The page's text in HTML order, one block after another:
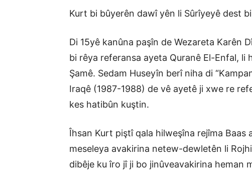
Kurt bi bûyerên dawî yên li Sûrîyeyê dest
Di 15yê kanûna paşîn de Wezareta Karên
bi rêya referansa ayeta Quranê El-Enfal,
Şamê. Sedam Huseyîn berî niha di
Iraqê (1987-1988) de vê ayetê ji xwe re
kes hatibûn kuştin.
Îhsan Kurt piştî qala hilweşîna rejîma
meseleya avakirina netew-dewletên li
dibêje ku îro jî ji bo jinûveavakirina heman